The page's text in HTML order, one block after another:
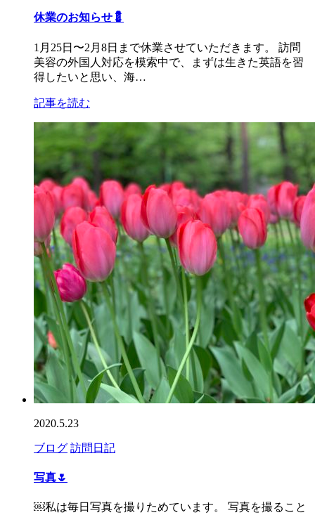
休業のお知らせ💈
1月25日〜2月8日まで休業させていただきます。 訪問
美容の外国人対応を模索中で、まずは生きた英語を習
得したいと思い、海…
記事を読む
2020.5.23
ブログ 訪問日記
写真🌷
￼私は毎日写真を撮りためています。 写真を撮ること